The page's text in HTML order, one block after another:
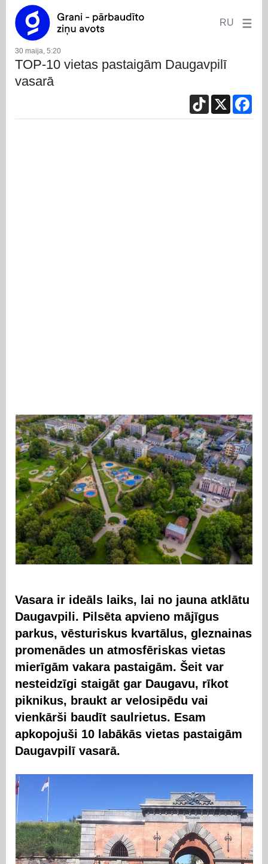
RU
30 maija, 5:20
TOP-10 vietas pastaigām Daugavpilī
vasarā
TikTok
X
Vasara ir ideāls laiks, lai no jauna atklātu
Daugavpili. Pilsēta apvieno mājīgus
parkus, vēsturiskus kvartālus, gleznainas
promenādes un atmosfēriskas vietas
mierīgām vakara pastaigām. Šeit var
nesteidzīgi staigāt gar Daugavu, rīkot
piknikus, braukt ar velosipēdu vai
vienkārši baudīt saulrietus. Esam
apkopojuši 10 labākās vietas pastaigām
Daugavpilī vasarā.